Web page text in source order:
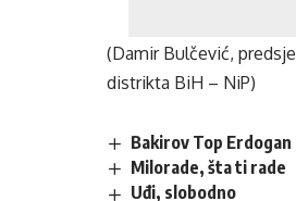
(Damir Bulčević,
distrikta BiH – NiP)
Bakirov Top Erdogan
Milorade, šta ti rade
Uđi, slobodno